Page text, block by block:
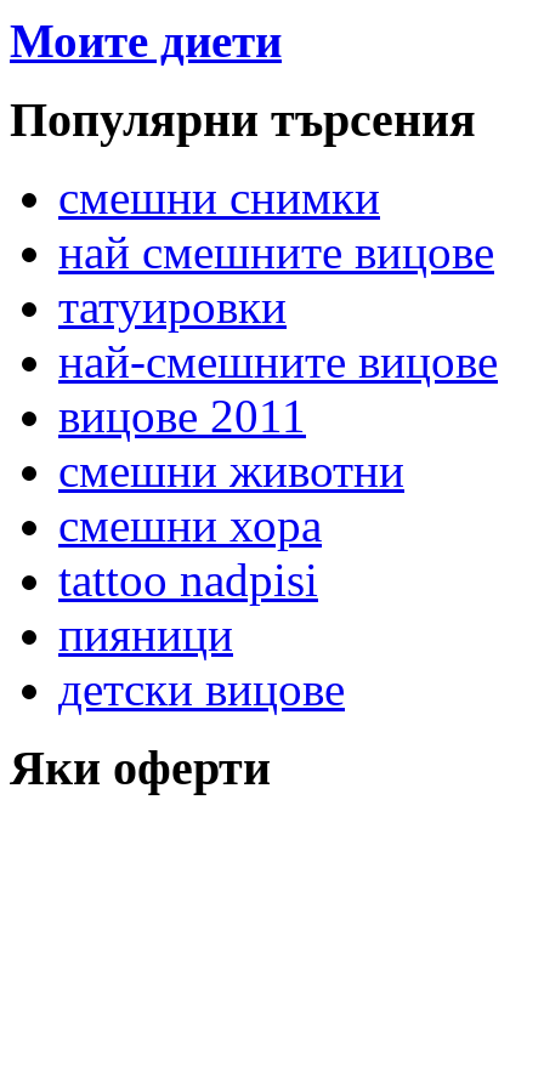
Моите диети
Популярни търсения
смешни снимки
най смешните вицове
татуировки
най-смешните вицове
вицове 2011
смешни животни
смешни хора
tattoo nadpisi
пияници
детски вицове
Яки оферти